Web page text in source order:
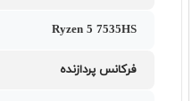
Ryzen 5 7535HS
فرکانس پردازنده